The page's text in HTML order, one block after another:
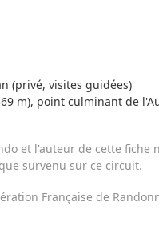
(privé, visites guidées)
m), point culminant de
et l'auteur de cette fiche
survenu sur ce circuit.
Française de